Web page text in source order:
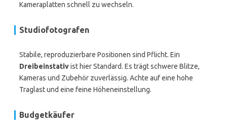
Kameraplatten schnell zu wechseln.
Studiofotografen
Stabile, reproduzierbare Positionen sind Pflicht. Ein
Dreibeinstativist hier Standard. Es trägt schwere Blitze,
Kameras und Zubehör zuverlässig. Achte auf eine hohe
Traglast und eine feine Höheneinstellung.
Budgetkäufer